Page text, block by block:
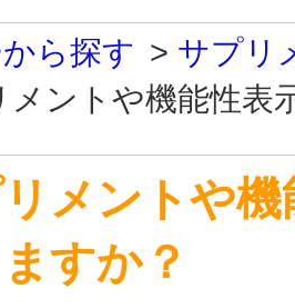
ら探す > サプリ
メントや機能性表
メントや
すか？